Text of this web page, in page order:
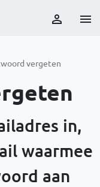
vergeten
in,
waarmee
aan